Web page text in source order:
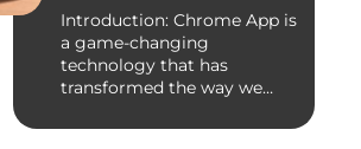
Introduction: Chrome App is
a game-changing
technology that has
transformed the way we